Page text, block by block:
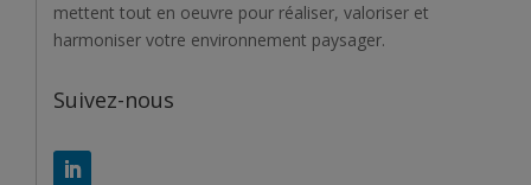
mettent tout en oeuvre pour réaliser, valoriser et
harmoniser votre environnement paysager.
Suivez-nous